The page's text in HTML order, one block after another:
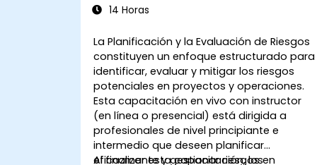
14 Horas
La Planificación y la Evaluación de Riesgos
constituyen un enfoque estructurado para
identificar, evaluar y mitigar los riesgos
potenciales en proyectos y operaciones.
Esta capacitación en vivo con instructor
(en línea o presencial) está dirigida a
profesionales de nivel principiante e
intermedio que deseen planificar
eficazmente y gestionar riesgos en
Al finalizar esta capacitación, los